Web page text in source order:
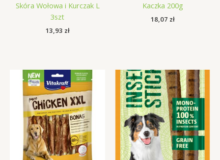
Skóra Wołowa i Kurczak L
3szt
13,93 zł
Kaczka 200g
18,07 zł